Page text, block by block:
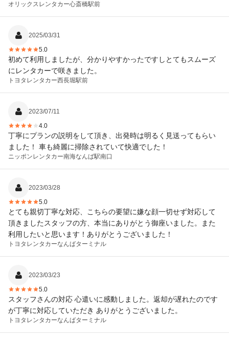
顧客応対に感謝です。有難うございました。
オリックスレンタカー心斎橋駅前
2025/03/31
5.0
初めて利用しましたが、分かりやすかったですしとてもスムーズ
にレンタカーで咲きました。
トヨタレンタカー西長堀駅前
2023/07/11
4.0
丁寧にプランの説明をして頂き、出発時は明るく見送ってもらい
ました！ 車も綺麗に掃除されていて快適でした！
ニッポンレンタカー南海なんば駅南口
2023/03/28
5.0
とても親切丁寧な対応、こちらの要望に嫌な顔一切せず対応して
頂きましたスタッフの方、本当にありがとう御座いました。また
利用したいと思います！ありがとうございました！
トヨタレンタカーなんばターミナル
2023/03/23
5.0
スタッフさんの対応 心遣いに感動しました。返却が遅れたのです
が丁寧に対応していただき ありがとうございました。
トヨタレンタカーなんばターミナル